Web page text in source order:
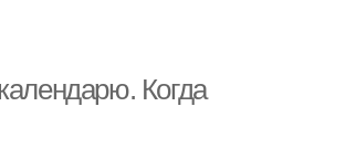
Когда